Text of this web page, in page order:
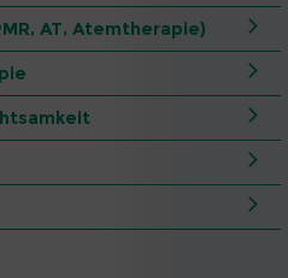
AT, Atemtherapie)